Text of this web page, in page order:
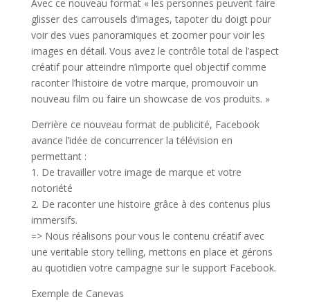
Avec ce nouveau format « les personnes peuvent faire
glisser des carrousels d’images, tapoter du doigt pour
voir des vues panoramiques et zoomer pour voir les
images en détail. Vous avez le contrôle total de l’aspect
créatif pour atteindre n’importe quel objectif comme
raconter l’histoire de votre marque, promouvoir un
nouveau film ou faire un showcase de vos produits. »
Derrière ce nouveau format de publicité, Facebook
avance l’idée de concurrencer la télévision en
permettant :
1. De travailler votre image de marque et votre
notoriété
2. De raconter une histoire grâce à des contenus plus
immersifs.
=> Nous réalisons pour vous le contenu créatif avec
une veritable story telling, mettons en place et gérons
au quotidien votre campagne sur le support Facebook.
Exemple de Canevas